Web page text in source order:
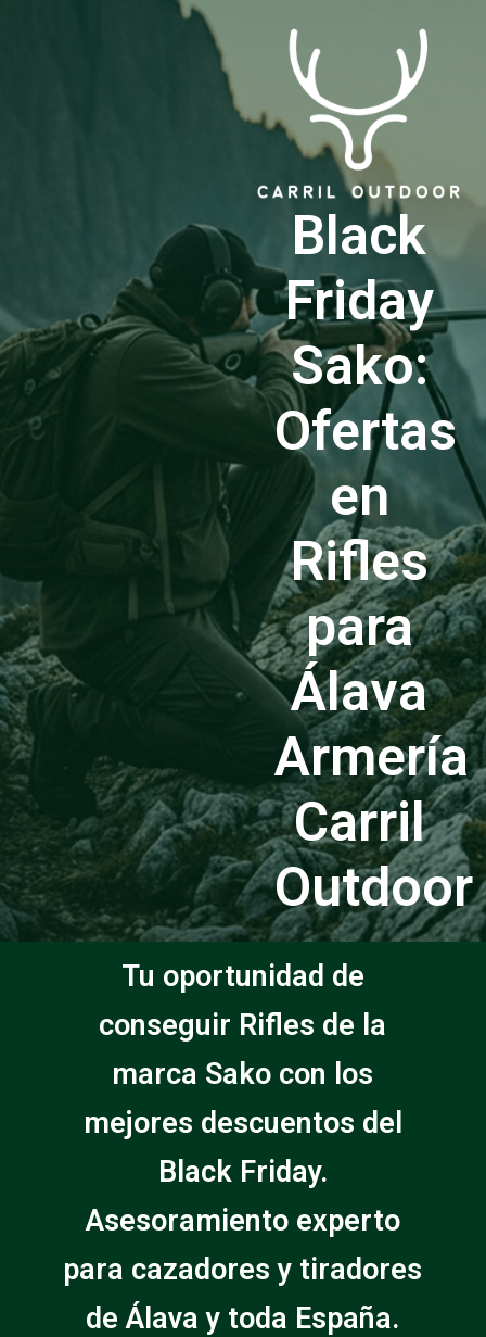
Black
Friday
Sako:
Ofertas
en
Rifles
para
Álava
Armería
Carril
Outdoor
Tu oportunidad de
conseguir Rifles de la
marca Sako con los
mejores descuentos del
Black Friday.
Asesoramiento experto
para cazadores y tiradores
de Álava y toda España.